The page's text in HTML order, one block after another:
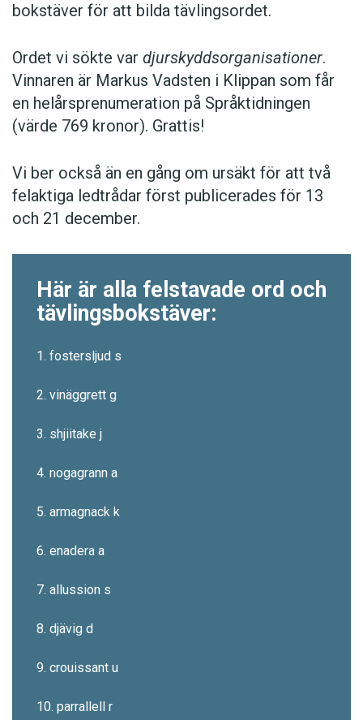
bokstäver för att bilda tävlingsordet.
Ordet vi sökte var djurskyddsorganisationer.
Vinnaren är Markus Vadsten i Klippan som får
en helårsprenumeration på Språktidningen
(värde 769 kronor). Grattis!
Vi ber också än en gång om ursäkt för att två
felaktiga ledtrådar först publicerades för 13
och 21 december.
Här är alla felstavade ord och
tävlingsbokstäver:
1. fostersljud s
2. vinäggrett g
3. shjiitake j
4. nogagrann a
5. armagnack k
6. enadera a
7. allussion s
8. djävig d
9. crouissant u
10. parrallell r